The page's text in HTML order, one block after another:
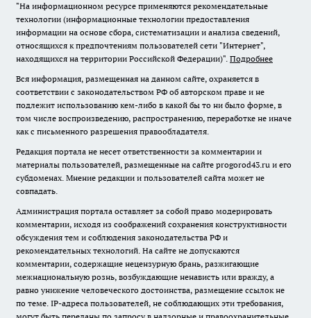
"На информационном ресурсе применяются рекомендательные
технологии (информационные технологии предоставления
информации на основе сбора, систематизации и анализа сведений,
относящихся к предпочтениям пользователей сети "Интернет",
находящихся на территории Российской Федерации)". Подробнее
Вся информация, размещенная на данном сайте, охраняется в
соответствии с законодательством РФ об авторском праве и не
подлежит использованию кем-либо в какой бы то ни было форме, в
том числе воспроизведению, распространению, переработке не иначе
как с письменного разрешения правообладателя.
Редакция портала не несет ответственности за комментарии и
материалы пользователей, размещенные на сайте progorod43.ru и его
субдоменах. Мнение редакции и пользователей сайта может не
совпадать.
Администрация портала оставляет за собой право модерировать
комментарии, исходя из соображений сохранения конструктивности
обсуждения тем и соблюдения законодательства РФ и
рекомендательных технологий. На сайте не допускаются
комментарии, содержащие нецензурную брань, разжигающие
межнациональную рознь, возбуждающие ненависть или вражду, а
равно унижение человеческого достоинства, размещение ссылок не
по теме. IP-адреса пользователей, не соблюдающих эти требования,